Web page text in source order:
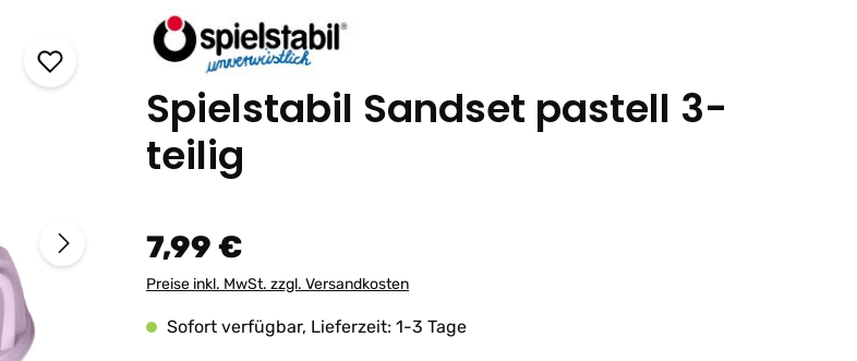
Spielstabil Sandset pastell 3-
teilig
7,99 €
Preise inkl. MwSt. zzgl. Versandkosten
Sofort verfügbar, Lieferzeit: 1-3 Tage